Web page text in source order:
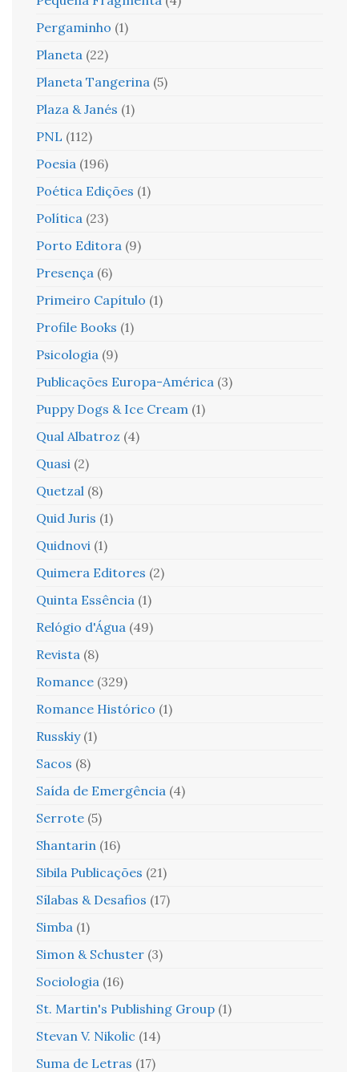
Pergaminho (1)
Planeta (22)
Planeta Tangerina (5)
Plaza & Janés (1)
PNL (112)
Poesia (196)
Poética Edições (1)
Política (23)
Porto Editora (9)
Presença (6)
Primeiro Capítulo (1)
Profile Books (1)
Psicologia (9)
Publicações Europa-América (3)
Puppy Dogs & Ice Cream (1)
Qual Albatroz (4)
Quasi (2)
Quetzal (8)
Quid Juris (1)
Quidnovi (1)
Quimera Editores (2)
Quinta Essência (1)
Relógio d'Água (49)
Revista (8)
Romance (329)
Romance Histórico (1)
Russkiy (1)
Sacos (8)
Saída de Emergência (4)
Serrote (5)
Shantarin (16)
Sibila Publicações (21)
Sílabas & Desafios (17)
Simba (1)
Simon & Schuster (3)
Sociologia (16)
St. Martin's Publishing Group (1)
Stevan V. Nikolic (14)
Suma de Letras (17)